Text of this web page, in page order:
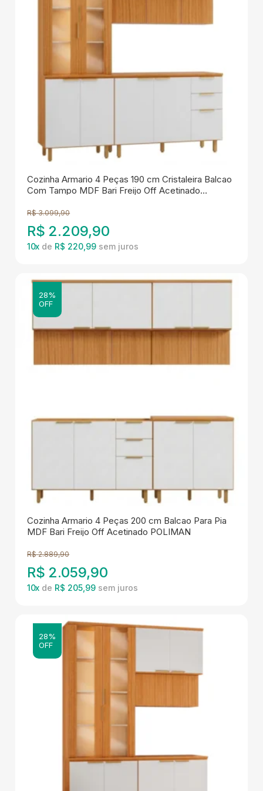
Cozinha Armario 4 Peças 190 cm Cristaleira Balcao
Com Tampo MDF Bari Freijo Off Acetinado
R$ 3.099,90
R$ 2.209,90
10x de R$ 220,99
28%
OFF
Cozinha Armario 4 Peças 200 cm Balcao Para Pia
MDF Bari Freijo Off Acetinado POLIMAN
R$ 2.889,90
R$ 2.059,90
10x de R$ 205,99
28%
OFF